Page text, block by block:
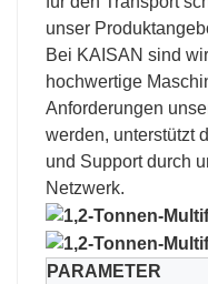
unser
Bei KAISAN sind
hochwertige
Anforderungen
werden, unterstützt
und Support durch
Netzwerk.
PARAMETER